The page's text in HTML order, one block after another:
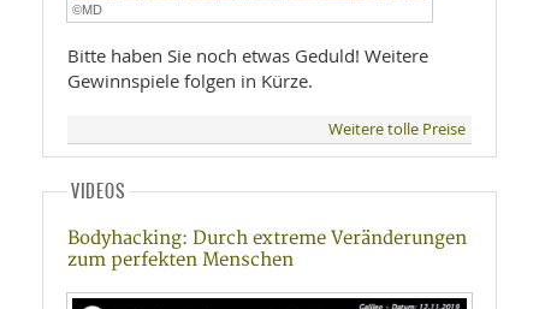
©MD
Bitte haben Sie noch etwas Geduld! Weitere
Gewinnspiele folgen in Kürze.
Weitere tolle Preise
VIDEOS
Bodyhacking: Durch extreme Veränderungen
zum perfekten Menschen